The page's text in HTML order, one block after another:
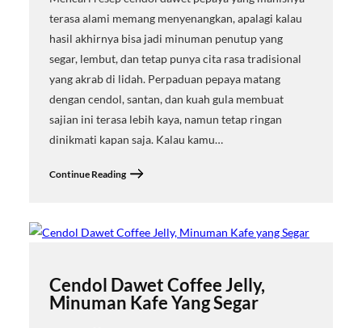
terasa alami memang menyenangkan, apalagi kalau
hasil akhirnya bisa jadi minuman penutup yang
segar, lembut, dan tetap punya cita rasa tradisional
yang akrab di lidah. Perpaduan pepaya matang
dengan cendol, santan, dan kuah gula membuat
sajian ini terasa lebih kaya, namun tetap ringan
dinikmati kapan saja. Kalau kamu…
Continue Reading
Cendol Dawet Coffee Jelly,
Minuman Kafe Yang Segar